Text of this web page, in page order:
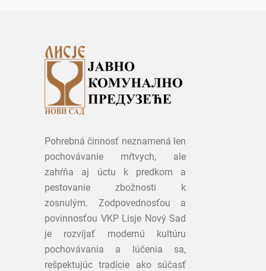
Pohrebná činnosť neznamená len
pochovávanie mŕtvych, ale
zahŕňa aj úctu k predkom a
pestovanie zbožnosti k
zosnulým. Zodpovednosťou a
povinnosťou VKP Lisje Nový Sad
je rozvíjať modernú kultúru
pochovávania a lúčenia sa,
rešpektujúc tradície ako súčasť